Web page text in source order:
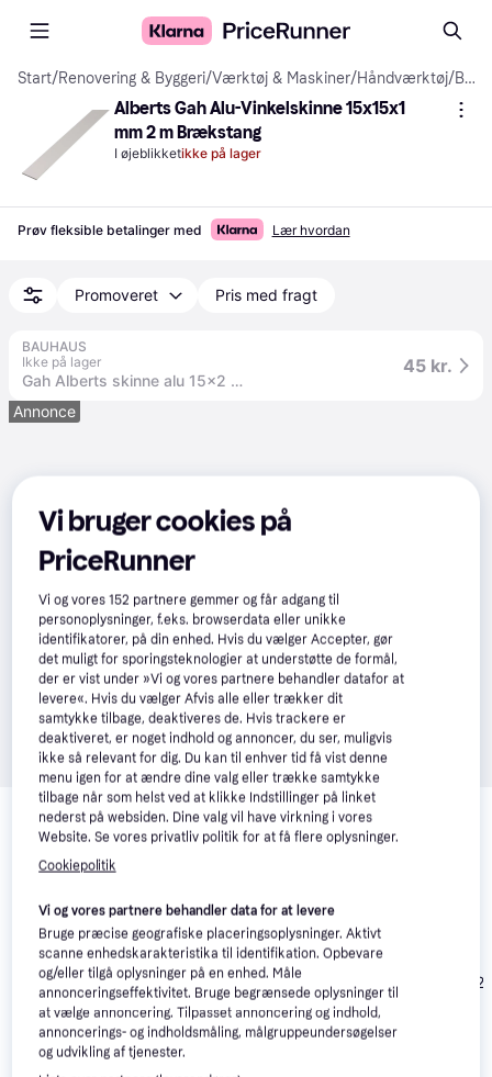
Start/Renovering & Byggeri/Værktøj & Maskiner/Håndværktøj/ Brækstænger
Alberts Gah Alu-Vinkelskinne 15x15x1
mm 2 m Brækstang
I øjeblikketikke på lager
Prøv fleksible betalinger med Lær hvordan
Promoveret Pris med fragt
BAUHAUS
Ikke på lager
Gah Alberts skinne alu 15x2 mm 1 m
45 kr.
Annonce
Relaterede produkter
Se vores forslag til andre produkter, der matcher dine
interesser. Vis alle
Hultafors brækstang
Trender
Hultafors 841002
Brækstang
Hultafors B
Brækstang
Vi bruger cookies på
PriceRunner
Vi og vores152 partnere gemmer og får adgang til
personoplysninger, f.eks. browserdata eller unikke
identifikatorer, på din enhed. Hvis du vælger Accepter, gør
det muligt for sporingsteknologier at understøtte de formål,
der er vist under »Vi og vores partnere behandler datafor at
levere«. Hvis du vælger Afvis alle eller trækker dit
samtykke tilbage, deaktiveres de. Hvis trackere er
deaktiveret, er noget indhold og annoncer, du ser, muligvis
ikke så relevant for dig. Du kan til enhver tid få vist denne
menu igen for at ændre dine valg eller trække samtykke
tilbage når som helst ved at klikke Indstillinger på linket
nederst på websiden. Dine valg vil have virkning i vores
Website. Se vores privatliv politik for at få flere oplysninger.
Cookiepolitik
Vi og vores partnere behandler data for at levere
Bruge præcise geografiske placeringsoplysninger. Aktivt
scanne enhedskarakteristika til identifikation. Opbevare
og/eller tilgå oplysninger på en enhed. Måle
annonceringseffektivitet. Bruge begrænsede oplysninger til
at vælge annoncering. Tilpasset annoncering og indhold,
annoncerings- og indholdsmåling, målgruppeundersøgelser
og udvikling af tjenester.